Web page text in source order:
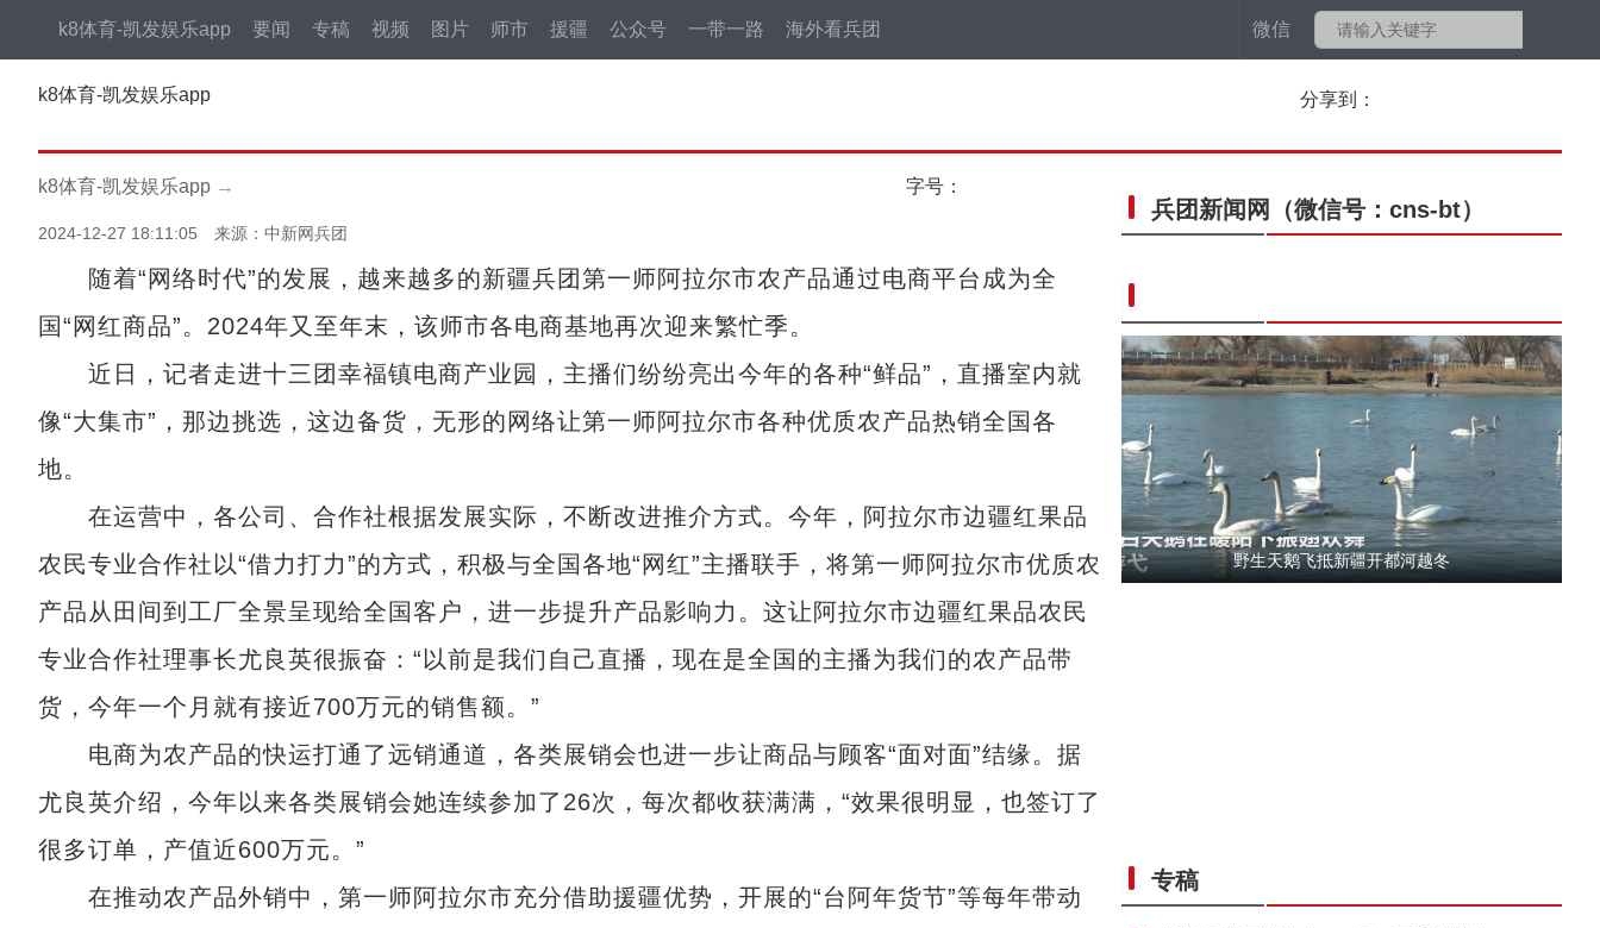
微信
k8体育-凯发娱乐app 要闻 专稿 视频 图片 师市 援疆 公众号 一带一路 海外看兵团
k8体育-凯发娱乐app 分享到：
k8体育-凯发娱乐app → 字号：
2024-12-27 18:11:05 来源：中新网兵团
随着“网络时代”的发展，越来越多的新疆兵团第一师阿拉尔市农产品通过电商平台成为全
国“网红商品”。2024年又至年末，该师市各电商基地再次迎来繁忙季。
近日，记者走进十三团幸福镇电商产业园，主播们纷纷亮出今年的各种“鲜品”，直播室内就
像“大集市”，那边挑选，这边备货，无形的网络让第一师阿拉尔市各种优质农产品热销全国各
地。
在运营中，各公司、合作社根据发展实际，不断改进推介方式。今年，阿拉尔市边疆红果品
农民专业合作社以“借力打力”的方式，积极与全国各地“网红”主播联手，将第一师阿拉尔市优质农
产品从田间到工厂全景呈现给全国客户，进一步提升产品影响力。这让阿拉尔市边疆红果品农民
专业合作社理事长尤良英很振奋：“以前是我们自己直播，现在是全国的主播为我们的农产品带
货，今年一个月就有接近700万元的销售额。”
电商为农产品的快运打通了远销通道，各类展销会也进一步让商品与顾客“面对面”结缘。据
尤良英介绍，今年以来各类展销会她连续参加了26次，每次都收获满满，“效果很明显，也签订了
很多订单，产值近600万元。”
在推动农产品外销中，第一师阿拉尔市充分借助援疆优势，开展的“台阿年货节”等每年带动
兵团新闻网 （微信号：cns-bt）
野生天鹅飞抵新疆开都河越冬
专稿